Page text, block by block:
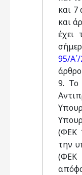
και 7
και
έχει
95/
9. To
(ΦΕΚ
την